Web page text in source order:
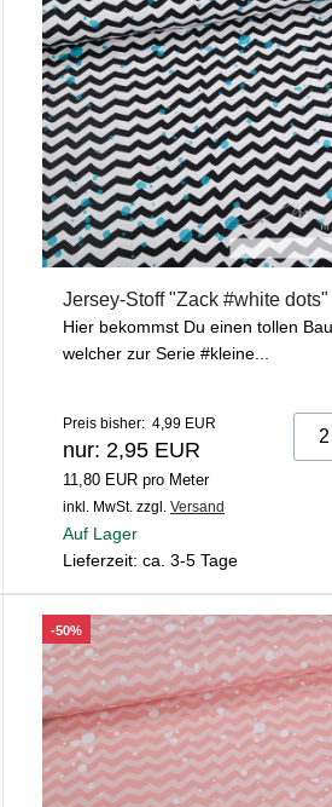
Jersey-Stoff "Zack #white dots"
Hier bekommst Du einen tollen
welcher zur Serie #kleine...
Preis bisher: 4,99 EUR
nur: 2,95 EUR
11,80 EUR pro Meter
inkl. MwSt. zzgl. Versand
Auf Lager
Lieferzeit: ca. 3-5 Tage
-50%